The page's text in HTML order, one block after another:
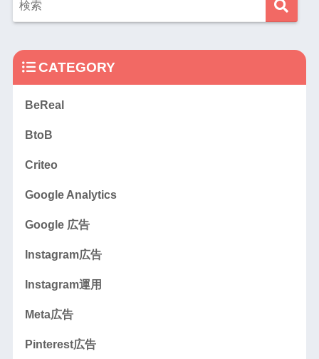
CATEGORY
BeReal
BtoB
Criteo
Google Analytics
Google 広告
Instagram広告
Instagram運用
Meta広告
Pinterest広告